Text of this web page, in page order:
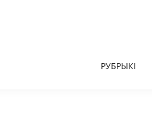
РУБРЫКІ